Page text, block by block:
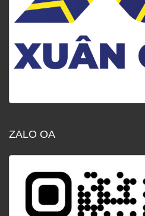
ZALO OA